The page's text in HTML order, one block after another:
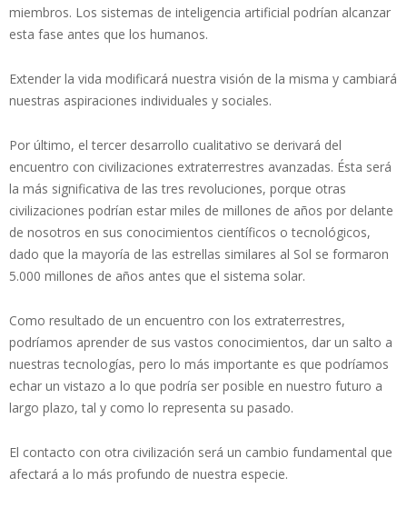
miembros. Los sistemas de inteligencia artificial podrían alcanzar
esta fase antes que los humanos.
Extender la vida modificará nuestra visión de la misma y cambiará
nuestras aspiraciones individuales y sociales.
Por último, el tercer desarrollo cualitativo se derivará del
encuentro con civilizaciones extraterrestres avanzadas. Ésta será
la más significativa de las tres revoluciones, porque otras
civilizaciones podrían estar miles de millones de años por delante
de nosotros en sus conocimientos científicos o tecnológicos,
dado que la mayoría de las estrellas similares al Sol se formaron
5.000 millones de años antes que el sistema solar.
Como resultado de un encuentro con los extraterrestres,
podríamos aprender de sus vastos conocimientos, dar un salto a
nuestras tecnologías, pero lo más importante es que podríamos
echar un vistazo a lo que podría ser posible en nuestro futuro a
largo plazo, tal y como lo representa su pasado.
El contacto con otra civilización será un cambio fundamental que
afectará a lo más profundo de nuestra especie.